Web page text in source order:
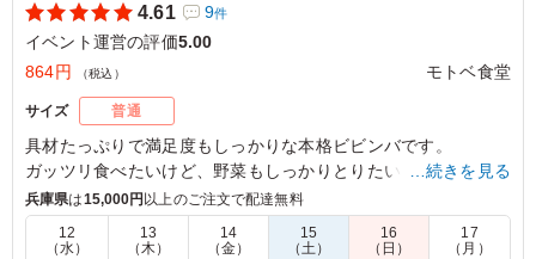
4.61 9件
イベント運営の評価5.00
864円
（税込） モトベ食堂
サイズ 普通
具材たっぷりで満足度もしっかりな本格ビビンバです。
ガッツリ食べたいけど、野菜もしっかりとりたい！そんなニー
ズに合致するワンプレートが完成しました。
是非お試しください。
…続きを見る
兵庫県は15,000円以上のご注文で配達無料
12
（水）
13
（木）
14
（金）
15
（土）
16
（日）
17
（月）